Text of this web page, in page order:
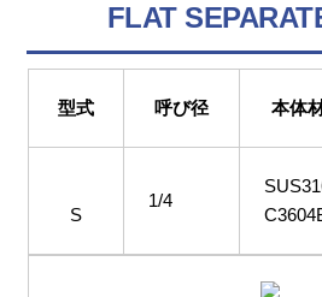
FLAT
型式 呼び径 本体
S
1/4